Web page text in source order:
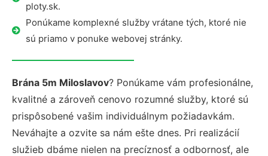
ploty.sk.
Ponúkame komplexné služby vrátane tých, ktoré nie
sú priamo v ponuke webovej stránky.
Brána 5m Miloslavov? Ponúkame vám profesionálne,
kvalitné a zároveň cenovo rozumné služby, ktoré sú
prispôsobené vašim individuálnym požiadavkám.
Neváhajte a ozvite sa nám ešte dnes. Pri realizácií
služieb dbáme nielen na precíznosť a odbornosť, ale